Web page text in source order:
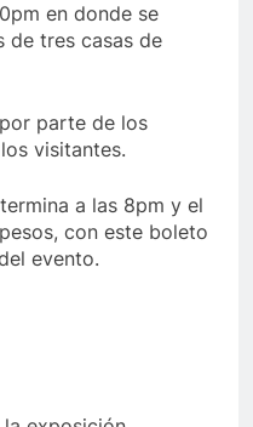
en donde se
de tres casas de
parte de los
visitantes.
a las 8pm y el
con este boleto
evento.